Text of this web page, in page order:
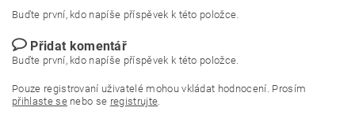
Buďte první, kdo napíše příspěvek k této položce.
Přidat komentář
Buďte první, kdo napíše příspěvek k této položce.
Pouze registrovaní uživatelé mohou vkládat hodnocení. Prosím
přihlaste senebo se registrujte.